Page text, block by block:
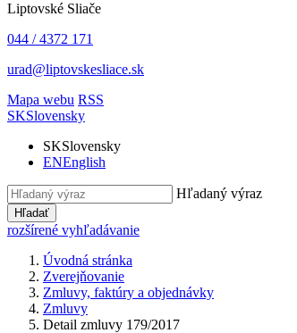
Liptovské Sliače
044 / 4372 171
urad@liptovskesliace.sk
Mapa webu RSS
SKSlovensky
SKSlovensky
ENEnglish
Hľadaný výraz
Hľadať
rozšírené vyhľadávanie
Úvodná stránka
Zverejňovanie
Zmluvy, faktúry a objednávky
Zmluvy
Detail zmluvy 179/2017